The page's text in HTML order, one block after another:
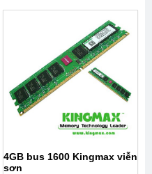
4GB bus 1600 Kingmax viễn
sơn